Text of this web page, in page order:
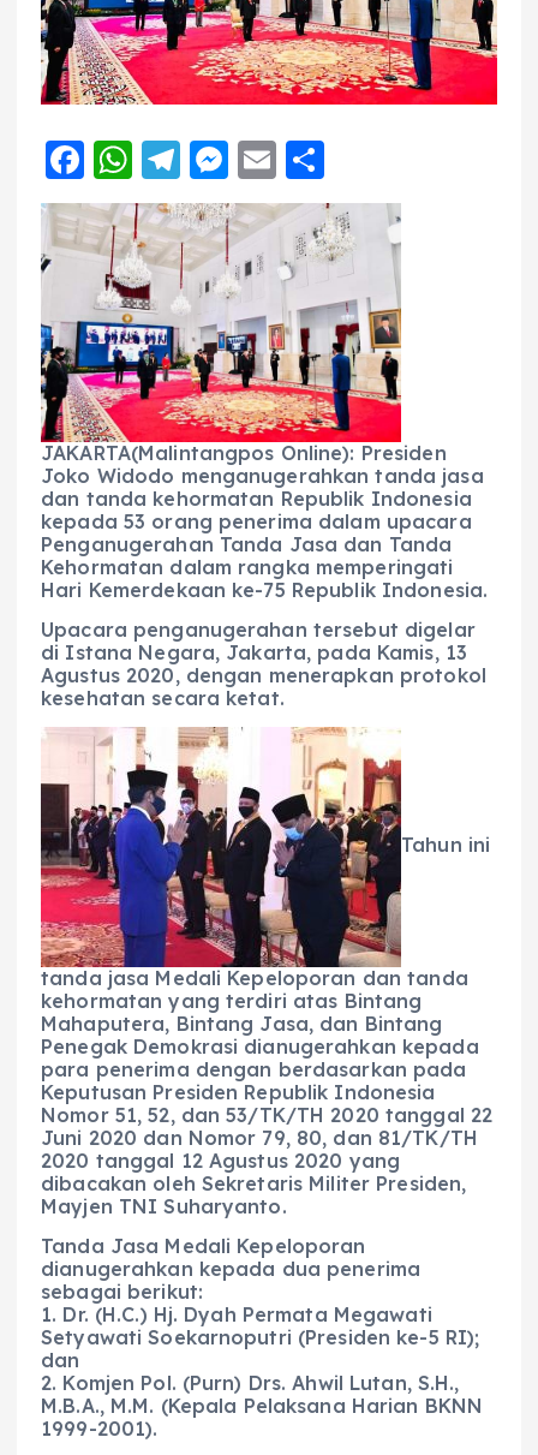
F
a
c
e
b
o
o
k
W
h
a
ts
A
p
p
T
el
e
g
r
a
m
M
e
ss
e
n
g
er
E
m
ai
l
h
a
re
JAKARTA(Malintangpos Online): Presiden
Joko Widodo menganugerahkan tanda jasa
dan tanda kehormatan Republik Indonesia
kepada 53 orang penerima dalam upacara
Penganugerahan Tanda Jasa dan Tanda
Kehormatan dalam rangka memperingati
Hari Kemerdekaan ke-75 Republik Indonesia.
Upacara penganugerahan tersebut digelar
di Istana Negara, Jakarta, pada Kamis, 13
Agustus 2020, dengan menerapkan protokol
kesehatan secara ketat.
Tahun ini
tanda jasa Medali Kepeloporan dan tanda
kehormatan yang terdiri atas Bintang
Mahaputera, Bintang Jasa, dan Bintang
Penegak Demokrasi dianugerahkan kepada
para penerima dengan berdasarkan pada
Keputusan Presiden Republik Indonesia
Nomor 51, 52, dan 53/TK/TH 2020 tanggal 22
Juni 2020 dan Nomor 79, 80, dan 81/TK/TH
2020 tanggal 12 Agustus 2020 yang
dibacakan oleh Sekretaris Militer Presiden,
Mayjen TNI Suharyanto.
Tanda Jasa Medali Kepeloporan
dianugerahkan kepada dua penerima
sebagai berikut:
1. Dr. (H.C.) Hj. Dyah Permata Megawati
Setyawati Soekarnoputri (Presiden ke-5 RI);
dan
2. Komjen Pol. (Purn) Drs. Ahwil Lutan, S.H.,
M.B.A., M.M. (Kepala Pelaksana Harian BKNN
1999-2001).